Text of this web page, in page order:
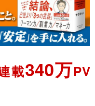
載340万PV